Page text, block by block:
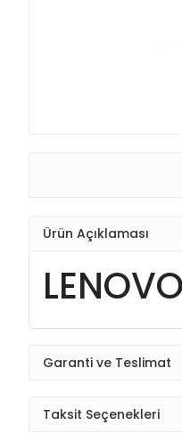
Ürün Açıklaması
Garanti ve Teslimat
Taksit Seçenekleri